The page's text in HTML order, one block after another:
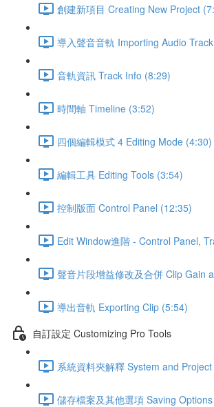
創建新項目 Creating New Project
導入聲音音軌 Importing Audio
音軌資訊 Track Info (8:29)
時間軸 Timeline (3:52)
四個編輯模式 4 Editing Mode (4:30)
編輯工具 Editing Tools (3:54)
控制版面 Control Panel (12:35)
Edit Window進階 - Control Panel,
聲音片段增益修改及合併 Clip Gain
導出音軌 Exporting Clip (5:54)
自訂設定 Customizing Pro Tools
系統資料夾解釋 System and
儲存檔案及其他選項 Saving